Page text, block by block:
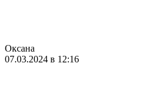
Оксана
07.03.2024 в 12:16